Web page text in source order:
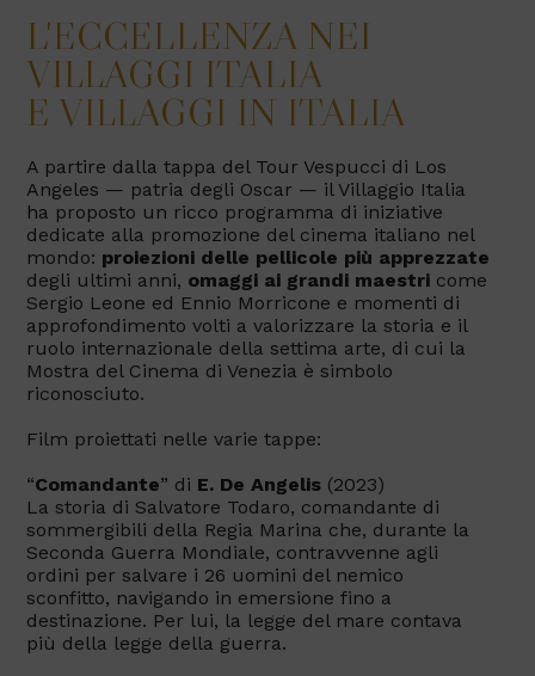
L'ECCELLENZA NEI
VILLAGGI ITALIA
E VILLAGGI IN ITALIA
A partire dalla tappa del Tour Vespucci di Los
Angeles — patria degli Oscar — il Villaggio Italia
ha proposto un ricco programma di iniziative
dedicate alla promozione del cinema italiano nel
mondo: proiezioni delle pellicole più apprezzate
degli ultimi anni, omaggi ai grandi maestri come
Sergio Leone ed Ennio Morricone e momenti di
approfondimento volti a valorizzare la storia e il
ruolo internazionale della settima arte, di cui la
Mostra del Cinema di Venezia è simbolo
riconosciuto.
Film proiettati nelle varie tappe:
“Comandante” di E. De Angelis (2023)
La storia di Salvatore Todaro, comandante di
sommergibili della Regia Marina che, durante la
Seconda Guerra Mondiale, contravvenne agli
ordini per salvare i 26 uomini del nemico
sconfitto, navigando in emersione fino a
destinazione. Per lui, la legge del mare contava
più della legge della guerra.